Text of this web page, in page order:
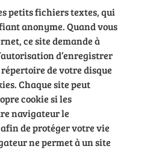
petits fichiers textes, qui
anonyme. Quand vous
ce site demande à
d’enregistrer
de votre disque
Chaque site peut
cookie si les
navigateur le
de protéger votre vie
ne permet à un site